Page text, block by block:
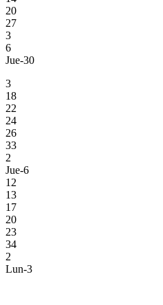
20
27
3
6
Jue-30
3
18
22
24
26
33
2
Jue-6
12
13
17
20
23
34
2
Lun-3